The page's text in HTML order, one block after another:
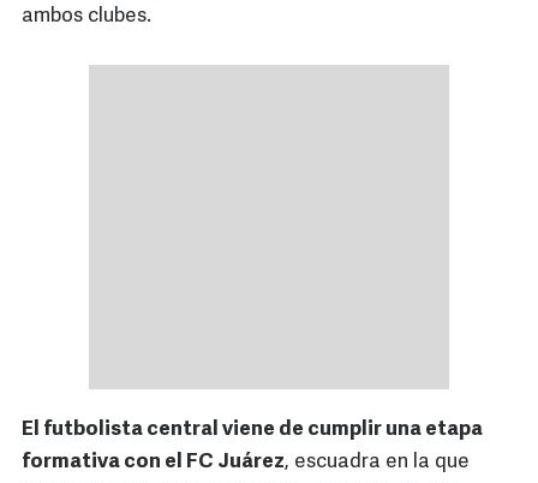
ambos clubes.
El futbolista central viene de cumplir una etapa
formativa con el FC Juárez, escuadra en la que